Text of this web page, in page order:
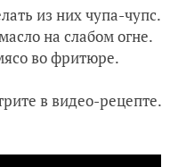
из них чупа-чупс.
на слабом огне.
во фритюре.
в видео-рецепте.